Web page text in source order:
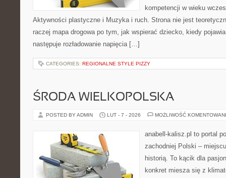
kompetencji w wieku
Aktywności plastyczne i Muzyka i ruch. Strona nie jest
raczej mapa drogowa po tym, jak wspierać dziecko, kiedy
następuje rozładowanie napięcia […]
CATEGORIES: REGIONALNE STYLE PIZZY
ŚRODA WIELKOPOLSKA
POSTED BY ADMIN LUT - 7 - 2026 MOŻLIWOŚĆ
anabell-kalisz.pl to portal
zachodniej Polski –
historią. To kącik dla
konkret miesza się z